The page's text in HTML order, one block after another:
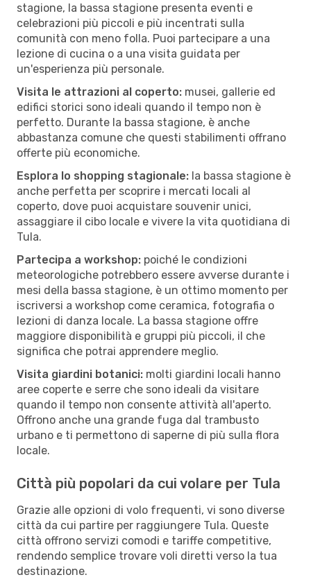
stagione, la bassa stagione presenta eventi e
celebrazioni più piccoli e più incentrati sulla
comunità con meno folla. Puoi partecipare a una
lezione di cucina o a una visita guidata per
un'esperienza più personale.
Visita le attrazioni al coperto: musei, gallerie ed
edifici storici sono ideali quando il tempo non è
perfetto. Durante la bassa stagione, è anche
abbastanza comune che questi stabilimenti offrano
offerte più economiche.
Esplora lo shopping stagionale: la bassa stagione è
anche perfetta per scoprire i mercati locali al
coperto, dove puoi acquistare souvenir unici,
assaggiare il cibo locale e vivere la vita quotidiana di
Tula.
Partecipa a workshop: poiché le condizioni
meteorologiche potrebbero essere avverse durante i
mesi della bassa stagione, è un ottimo momento per
iscriversi a workshop come ceramica, fotografia o
lezioni di danza locale. La bassa stagione offre
maggiore disponibilità e gruppi più piccoli, il che
significa che potrai apprendere meglio.
Visita giardini botanici: molti giardini locali hanno
aree coperte e serre che sono ideali da visitare
quando il tempo non consente attività all'aperto.
Offrono anche una grande fuga dal trambusto
urbano e ti permettono di saperne di più sulla flora
locale.
Città più popolari da cui volare per Tula
Grazie alle opzioni di volo frequenti, vi sono diverse
città da cui partire per raggiungere Tula. Queste
città offrono servizi comodi e tariffe competitive,
rendendo semplice trovare voli diretti verso la tua
destinazione.